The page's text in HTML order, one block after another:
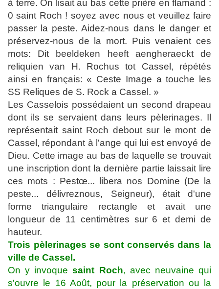
à terre. On lisait au bas cette prière en flamand :
0 saint Roch ! soyez avec nous et veuillez faire
passer la peste. Aidez-nous dans le danger et
préservez-nous de la mort. Puis venaient ces
mots: Dit beeldeken heeft aengheraeckt de
reliquien van H. Rochus tot Cassel, répétés
ainsi en français: « Ceste Image a touche les
SS Reliques de S. Rock a Cassel. »
Les Casselois possédaient un second drapeau
dont ils se servaient dans leurs pèlerinages. Il
représentait saint Roch debout sur le mont de
Cassel, répondant à l'ange qui lui est envoyé de
Dieu. Cette image au bas de laquelle se trouvait
une inscription dont la dernière partie laissait lire
ces mots : Pestœ... libera nos Domine (De la
peste... délivreznous, Seigneur), était d'une
forme triangulaire rectangle et avait une
longueur de 11 centimètres sur 6 et demi de
hauteur.
Trois pèlerinages se sont conservés dans la
ville de Cassel.
On y invoquesaint Roch, avec neuvaine qui
s'ouvre le 16 Août, pour la préservation ou la